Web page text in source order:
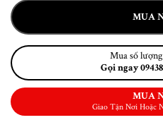
MUA
Mua số
Gọi ngay
MUA
Giao Tận Nơi Hoặc